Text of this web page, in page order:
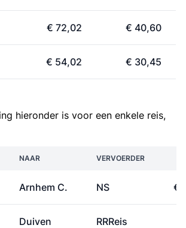
€ 72,02 € 40,60
€ 54,02 € 30,45
hieronder is voor een enkele reis,
NAAR VERVOERDER
Arnhem C. NS €
Duiven RRReis